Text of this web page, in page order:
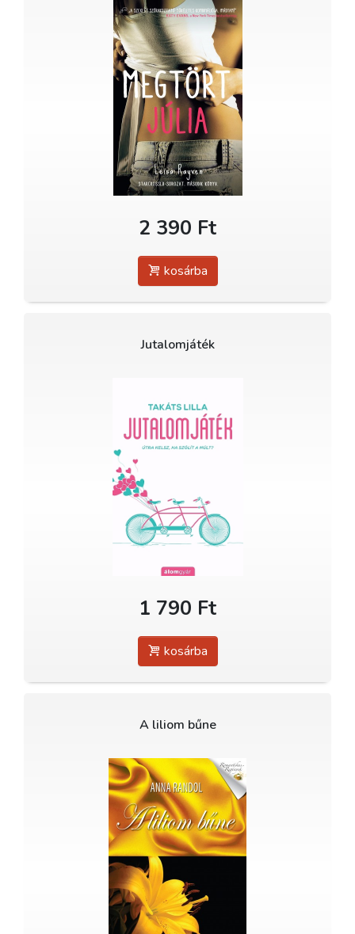
2 390 Ft
kosárba
Jutalomjáték
1 790 Ft
kosárba
A liliom bűne